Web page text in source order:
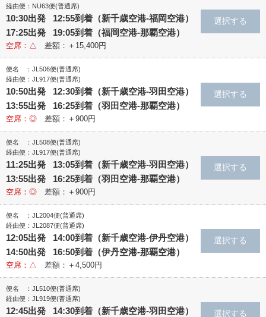
経由便：NU63便(普通席)
10:30出発 12:55到着（新千歳空港‐福岡空港）
17:25出発 19:05到着（福岡空港‐那覇空港）
空席：△ 差額：＋15,400円
便名 ：JL506便(普通席)
経由便：JL917便(普通席)
10:50出発 12:30到着（新千歳空港‐羽田空港）
13:55出発 16:25到着（羽田空港‐那覇空港）
空席：◎ 差額：＋900円
便名 ：JL508便(普通席)
経由便：JL917便(普通席)
11:25出発 13:05到着（新千歳空港‐羽田空港）
13:55出発 16:25到着（羽田空港‐那覇空港）
空席：◎ 差額：＋900円
便名 ：JL2004便(普通席)
経由便：JL2087便(普通席)
12:05出発 14:00到着（新千歳空港‐伊丹空港）
14:50出発 16:50到着（伊丹空港‐那覇空港）
空席：△ 差額：＋4,500円
便名 ：JL510便(普通席)
経由便：JL919便(普通席)
12:45出発 14:30到着（新千歳空港‐羽田空港）